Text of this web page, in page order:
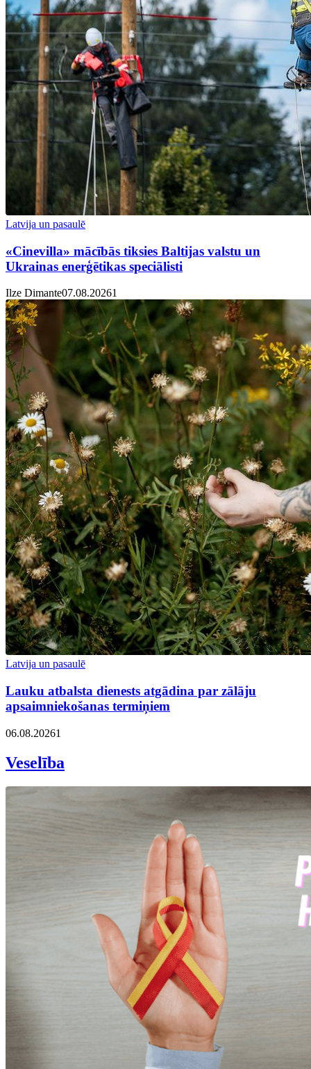
Latvija un pasaulē
«Cinevilla» mācībās tiksies Baltijas valstu un
Ukrainas enerģētikas speciālisti
Ilze Dimante07.08.20261
Latvija un pasaulē
Lauku atbalsta dienests atgādina par zālāju
apsaimniekošanas termiņiem
06.08.20261
Veselība